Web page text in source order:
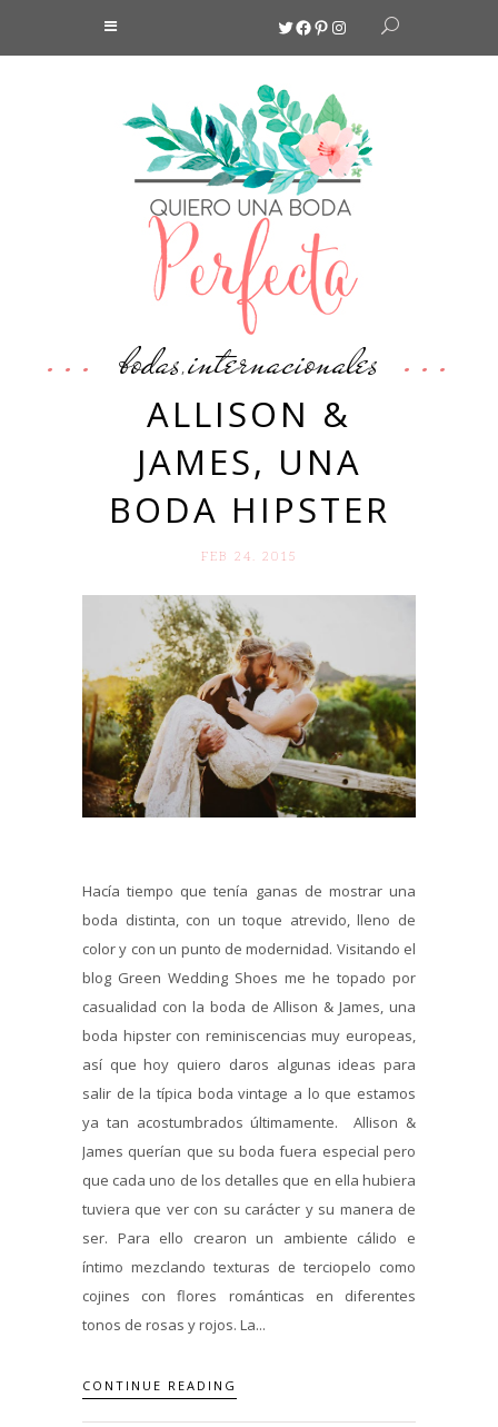
Twitter
Facebook
Pinterest
Instagram
bodas,internacionales
ALLISON &
JAMES, UNA
BODA HIPSTER
FEB 24. 2015
Hacía tiempo que tenía ganas de mostrar una
boda distinta, con un toque atrevido, lleno de
color y con un punto de modernidad. Visitando el
blog Green Wedding Shoes me he topado por
casualidad con la boda de Allison & James, una
boda hipster con reminiscencias muy europeas,
así que hoy quiero daros algunas ideas para
salir de la típica boda vintage a lo que estamos
ya tan acostumbrados últimamente. Allison &
James querían que su boda fuera especial pero
que cada uno de los detalles que en ella hubiera
tuviera que ver con su carácter y su manera de
ser. Para ello crearon un ambiente cálido e
íntimo mezclando texturas de terciopelo como
cojines con flores románticas en diferentes
tonos de rosas y rojos. La...
CONTINUE READING